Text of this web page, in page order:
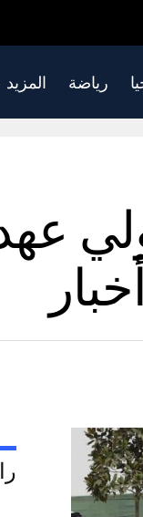
رياضة المزيد